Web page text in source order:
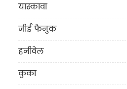
यास्कावा
जीई फैनुक
हनीवेल
कुका